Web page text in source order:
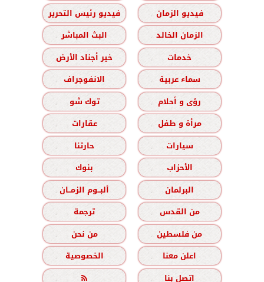
فيديو الزمان
فيديو رئيس التحرير
الزمان الخالد
البث المباشر
خدمات
خير أجناد الأرض
سماء عربية
الانفوجراف
رؤى و أحلام
توك شو
مرأة و طفل
عقارات
سيارات
حارتنا
الأحزاب
بنوك
البرلمان
ألبــوم الزمــان
من القدس
ترجمة
من فلسطين
من نحن
اعلن معنا
الخصوصية
اتصل بنا
